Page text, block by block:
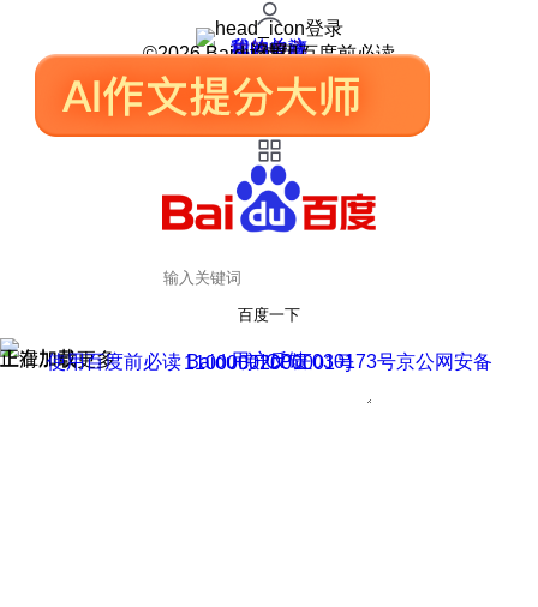
登录
我的关注
我的收藏
皮肤中心
用户反馈
设置
©2026 Baidu 使用百度前必读
百度一下
正在加载
上滑加载更多 用户反馈
使用百度前必读 Baidu 京ICP证030173号
京公网安备11000002000001号